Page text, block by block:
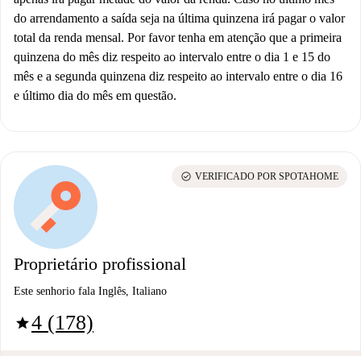
do arrendamento a saída seja na última quinzena irá pagar o valor
total da renda mensal. Por favor tenha em atenção que a primeira
quinzena do mês diz respeito ao intervalo entre o dia 1 e 15 do
mês e a segunda quinzena diz respeito ao intervalo entre o dia 16
e último dia do mês em questão.
Proprietário profissional
Este senhorio fala Inglês, Italiano
star4 (178)
check_circle VERIFICADO POR SPOTAHOME